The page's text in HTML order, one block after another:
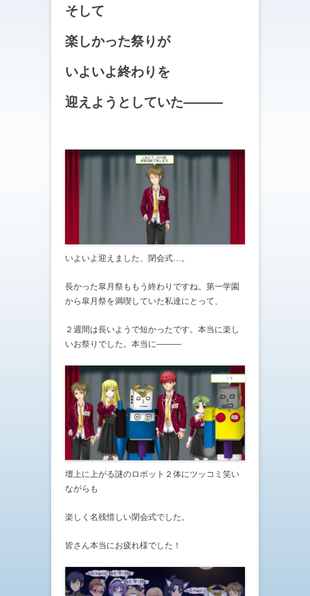
そして
楽しかった祭りが
いよいよ終わりを
迎えようとしていた―――
いよいよ迎えました、閉会式…。
長かった皐月祭ももう終わりですね。第一学園
から皐月祭を満喫していた私達にとって、
２週間は長いようで短かったです。本当に楽し
いお祭りでした。本当に―――
壇上に上がる謎のロボット２体にツッコミ笑い
ながらも
楽しく名残惜しい閉会式でした。
皆さん本当にお疲れ様でした！